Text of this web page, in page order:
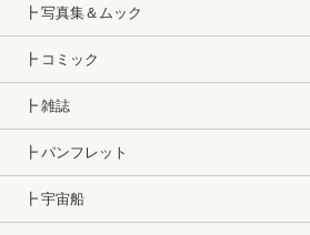
┣ 写真集＆ムック
┣ コミック
┣ 雑誌
┣ パンフレット
┣ 宇宙船